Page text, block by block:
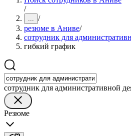
/
... /
резюме в Аниве/
сотрудник для
гибкий график
сотрудник для административной
Резюме